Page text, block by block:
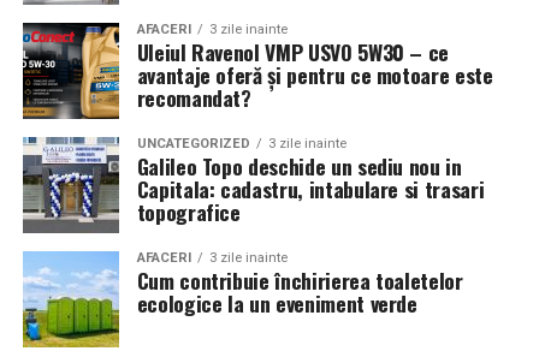
AFACERI 3 zile inainte
Uleiul Ravenol VMP USVO 5W30 – ce
avantaje oferă și pentru ce motoare este
recomandat?
UNCATEGORIZED 3 zile inainte
Galileo Topo deschide un sediu nou in
Capitala: cadastru, intabulare si trasari
topografice
AFACERI 3 zile inainte
Cum contribuie închirierea toaletelor
ecologice la un eveniment verde